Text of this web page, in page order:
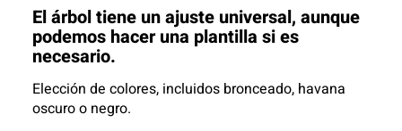
El árbol tiene un ajuste universal, aunque
podemos hacer una plantilla si es
necesario.
Elección de colores, incluidos bronceado, havana
oscuro o negro.